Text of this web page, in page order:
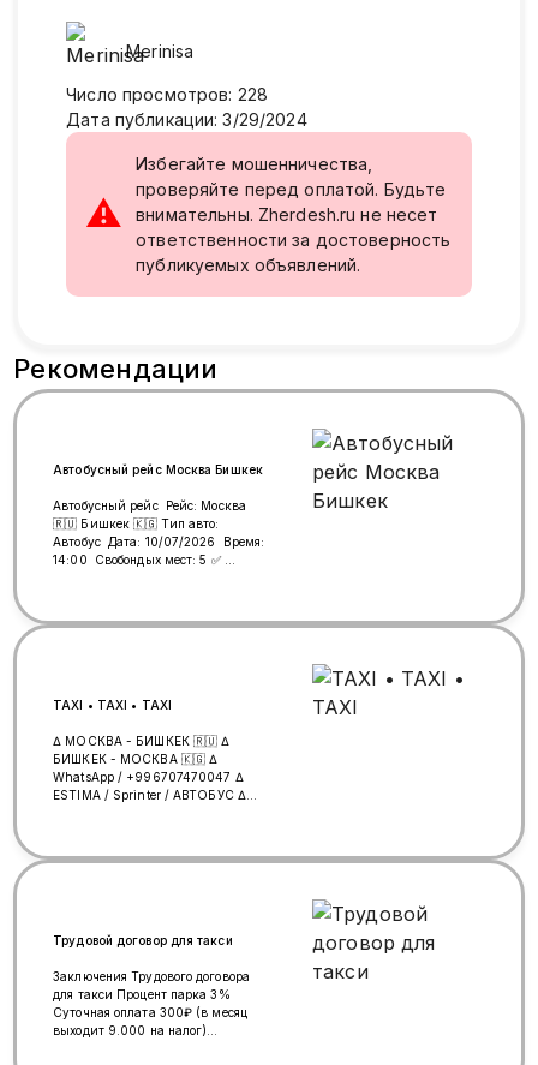
Merinisa
Число просмотров: 228
Дата публикации: 3/29/2024
⚠
Избегайте мошенничества,
проверяйте перед оплатой. Будьте
внимательны. Zherdesh.ru не несет
ответственности за достоверность
публикуемых объявлений.
Рекомендации
Автобусный рейс Москва Бишкек
Автобусный рейс Рейс: Москва
🇷🇺 Бишкек 🇰🇬 Тип авто:
Автобус Дата: 10/07/2026 Время:
14:00 Свобондых мест: 5 ✅
учун ⬇️ Байланыш: WhatsApp 996
TAXI • TAXI • TAXI
∆ МОСКВА - БИШКЕК 🇷🇺 ∆
БИШКЕК - МОСКВА 🇰🇬 ∆
WhatsApp / +996707470047 ∆
ESTIMA / Sprinter / АВТОБУС ∆
Трудовой договор для такси
Заключения Трудового договора
для такси Процент парка 3%
Суточная оплата 300₽ (в месяц
выходит 9.000 на налог)